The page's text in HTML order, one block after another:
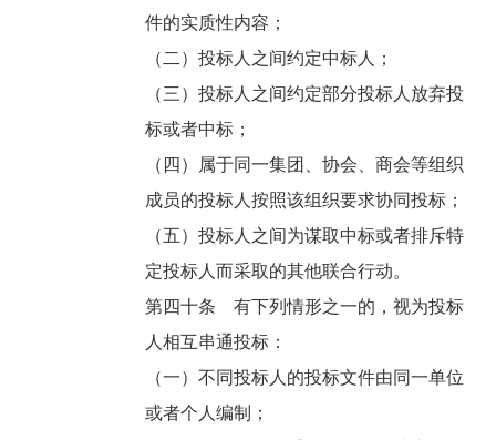
件的实质性内容；
（二）投标人之间约定中标人；
（三）投标人之间约定部分投标人放弃投
标或者中标；
（四）属于同一集团、协会、商会等组织
成员的投标人按照该组织要求协同投标；
（五）投标人之间为谋取中标或者排斥特
定投标人而采取的其他联合行动。
第四十条 有下列情形之一的，视为投标
人相互串通投标：
（一）不同投标人的投标文件由同一单位
或者个人编制；